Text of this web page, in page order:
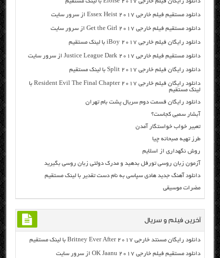
دانلود رایگان فیلم خارجی Eloise 2017 با لینک مستقیم
دانلود مستقیم فیلم خارجی Essex Heist 2017 از سرور سایت
دانلود مستقیم فیلم خارجی Get the Girl 2017 از سرور سایت
دانلود رایگان فیلم خارجی iBoy 2017 با لینک مستقیم
دانلود مستقیم فیلم خارجی Justice League Dark 2017 از سرور سایت
دانلود رایگان فیلم خارجی Split 2017 با لینک مستقیم
دانلود رایگان فیلم خارجی Resident Evil The Final Chapter 2017 با
لینک مستقیم
دانلود رایگان قسمت دوم سریال پشت بام تهران
آبشار سمبی کجاست؟
تعبیر خواب خواستگار آمدن
طرز تهیه صبحانه چیا
روش نگهداری از اسلایم
آزمون زبان روسی تورفل بدهید و مدرک دولتی زبان روسی بگیرید
دانلود آهنگ جدید هادی سپاسی به نام دست تقدیر با لینک مستقیم
مضرات موسیقی
آخرین فیلم و سریال
دانلود رایگان مسنتد خارجی Britney Ever After 2017 با لینک مستقیم
دانلود مستقیم فیلم خارجی OK Jaanu 2017 از سرور سایت